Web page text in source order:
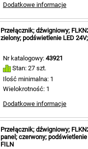
Dodatkowe informacje
Przełącznik; dźwigniowy;
zielony; podświetlenie LED
Nr katalogowy: 43921
Stan: 27 szt.
Ilość minimalna: 1
Wielokrotność: 1
Dodatkowe informacje
Przełącznik; dźwigniowy;
panel; czerwony; podświetlenie
FILN